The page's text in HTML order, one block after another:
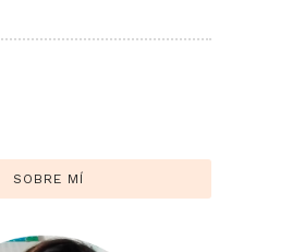
SOBRE MÍ